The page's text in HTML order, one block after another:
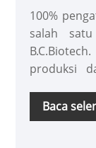
100%
salah
produksi
bebas
mudah
Baca